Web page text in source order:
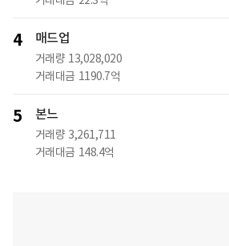
4 매드업
거래량 13,028,020
거래대금 1190.7억
5 본느
거래량 3,261,711
거래대금 148.4억